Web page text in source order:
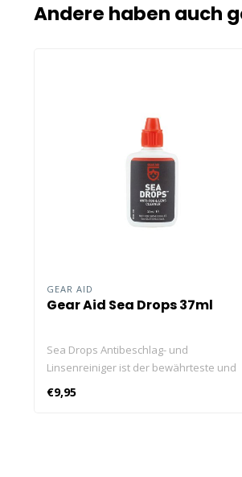
Andere haben auch
GEAR AID
Gear Aid Sea Drops 37ml
Sea Drops Antibeschlag- und
Linsenreiniger ist der bewährteste und
zuverlässigste Antibeschlag der
Taucherwelt, entwickelt für maximale
€9,95